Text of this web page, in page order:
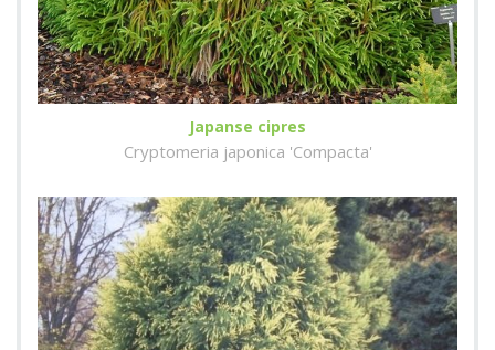
Japanse cipres
Cryptomeria japonica 'Compacta'